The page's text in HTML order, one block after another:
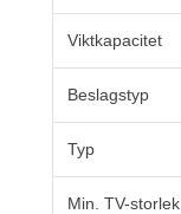
Viktkapacitet
Beslagstyp
Typ
Min. TV-storlek